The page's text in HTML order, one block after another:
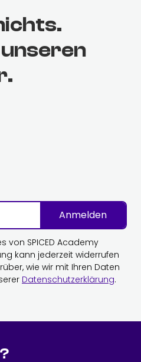
Anmelden
von SPICED Academy
kann jederzeit widerrufen
wie wir mit Ihren Daten
Datenschutzerklärung.